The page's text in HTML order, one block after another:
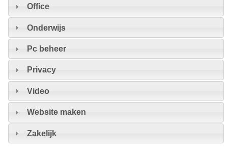
Office
Onderwijs
Pc beheer
Privacy
Video
Website maken
Zakelijk